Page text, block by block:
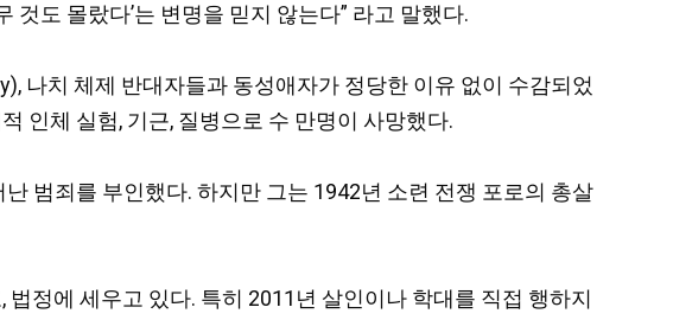
도 몰랐다’는 변명을 믿지 않는다” 라고 말했다.
나치 체제 반대자들과 동성애자가 정당한 이유 없이 수감되었
인체 실험, 기근, 질병으로 수 만명이 사망했다.
범죄를 부인했다. 하지만 그는 1942년 소련 전쟁 포로의 총살
정에 세우고 있다. 특히 2011년 살인이나 학대를 직접 행하지